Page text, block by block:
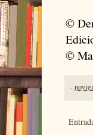
©
©
-